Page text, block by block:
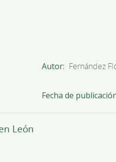
Autor Fernández
Fecha de
León